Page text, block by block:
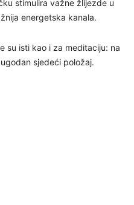
stimulira važne žlijezde u
energetska kanala.
su isti kao i za meditaciju: na
sjedeći položaj.